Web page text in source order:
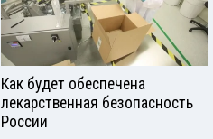
Как будет обеспечена
лекарственная безопасность
России